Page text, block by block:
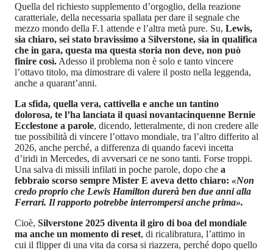
Quella del richiesto supplemento d’orgoglio, della reazione
caratteriale, della necessaria spallata per dare il segnale che
mezzo mondo della F.1 attende e l’altra metà pure. Su, Lewis,
sia chiaro, sei stato bravissimo a Silverstone, sia in qualifica
che in gara, questa ma questa storia non deve, non può
finire così. Adesso il problema non è solo e tanto vincere
l’ottavo titolo, ma dimostrare di valere il posto nella leggenda,
anche a quarant’anni.
La sfida, quella vera, cattivella e anche un tantino
dolorosa, te l’ha lanciata il quasi novantacinquenne Bernie
Ecclestone a parole, dicendo, letteralmente, di non credere alle
tue possibilità di vincere l’ottavo mondiale, tra l’altro differito al
2026, anche perché, a differenza di quando facevi incetta
d’iridi in Mercedes, di avversari ce ne sono tanti. Forse troppi.
Una salva di missili infilati in poche parole, dopo che a
febbraio scorso sempre Mister E aveva detto chiaro: «Non
credo proprio che Lewis Hamilton durerà ben due anni alla
Ferrari. Il rapporto potrebbe interrompersi anche prima».
Cioè, Silverstone 2025 diventa il giro di boa del mondiale
ma anche un momento di reset, di ricalibratura, l’attimo in
cui il flipper di una vita da corsa si riazzera, perché dopo quello